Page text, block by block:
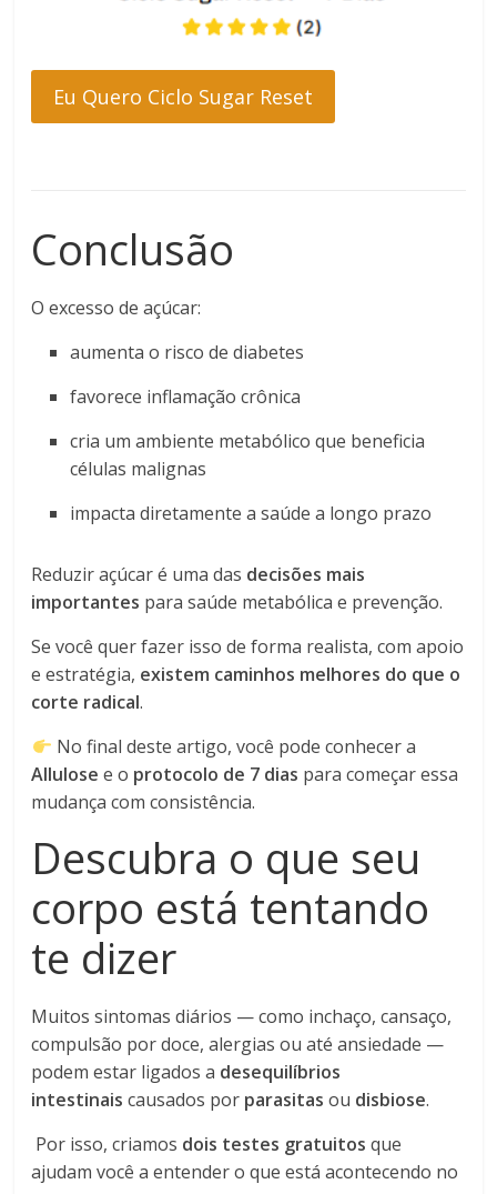
Eu Quero Ciclo Sugar Reset
Conclusão
O excesso de açúcar:
aumenta o risco de diabetes
favorece inflamação crônica
cria um ambiente metabólico que beneficia
células malignas
impacta diretamente a saúde a longo prazo
Reduzir açúcar é uma das decisões mais
importantes para saúde metabólica e prevenção.
Se você quer fazer isso de forma realista, com apoio
e estratégia, existem caminhos melhores do que o
corte radical.
No final deste artigo, você pode conhecer a
Allulose e o protocolo de 7 dias para começar essa
mudança com consistência.
Descubra o que seu
corpo está tentando
te dizer
Muitos sintomas diários — como inchaço, cansaço,
compulsão por doce, alergias ou até ansiedade —
podem estar ligados a desequilíbrios
intestinais causados por parasitas ou disbiose.
Por isso, criamos dois testes gratuitos que
ajudam você a entender o que está acontecendo no